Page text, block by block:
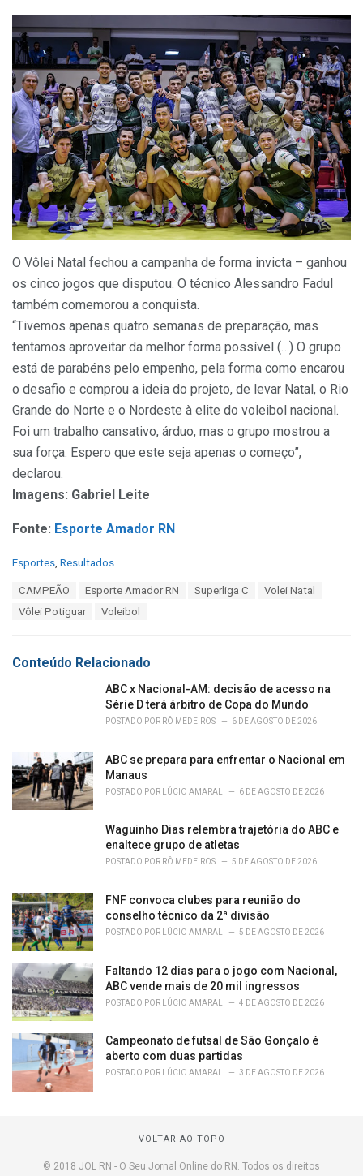
O Vôlei Natal fechou a campanha de forma invicta – ganhou
os cinco jogos que disputou. O técnico Alessandro Fadul
também comemorou a conquista.
“Tivemos apenas quatro semanas de preparação, mas
tentamos aproveitar da melhor forma possível (…) O grupo
está de parabéns pelo empenho, pela forma como encarou
o desafio e comprou a ideia do projeto, de levar Natal, o Rio
Grande do Norte e o Nordeste à elite do voleibol nacional.
Foi um trabalho cansativo, árduo, mas o grupo mostrou a
sua força. Espero que este seja apenas o começo”,
declarou.
Imagens: Gabriel Leite
Fonte: Esporte Amador RN
C
i
Esportes, Resultados
CAMPEÃO Esporte Amador RN Superliga C
Volei Natal
Vôlei Potiguar
Voleibol
Conteúdo Relacionado
ABC x Nacional-AM: decisão de acesso na
Série D terá árbitro de Copa do Mundo
POSTADO POR RÔ MEDEIROS 6 DE AGOSTO DE 2026
ABC se prepara para enfrentar o Nacional em
Manaus
POSTADO POR LÚCIO AMARAL 6 DE AGOSTO DE 2026
Waguinho Dias relembra trajetória do ABC e
enaltece grupo de atletas
POSTADO POR RÔ MEDEIROS 5 DE AGOSTO DE 2026
FNF convoca clubes para reunião do
conselho técnico da 2ª divisão
POSTADO POR LÚCIO AMARAL 5 DE AGOSTO DE 2026
Faltando 12 dias para o jogo com Nacional,
ABC vende mais de 20 mil ingressos
POSTADO POR LÚCIO AMARAL 4 DE AGOSTO DE 2026
Campeonato de futsal de São Gonçalo é
aberto com duas partidas
POSTADO POR LÚCIO AMARAL 3 DE AGOSTO DE 2026
VOLTAR AO TOPO
© 2018 JOL RN - O Seu Jornal Online do RN. Todos os direitos